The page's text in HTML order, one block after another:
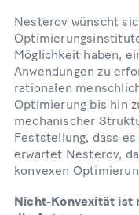
Nesterov wünscht
Möglichkeit haben,
Anwendungen zu
rationalen
Optimierung bis hin
mechanischer
Feststellung, dass
erwartet Nesterov,
konvexen
Nicht-Konvexität ist